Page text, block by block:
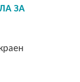
ЗА